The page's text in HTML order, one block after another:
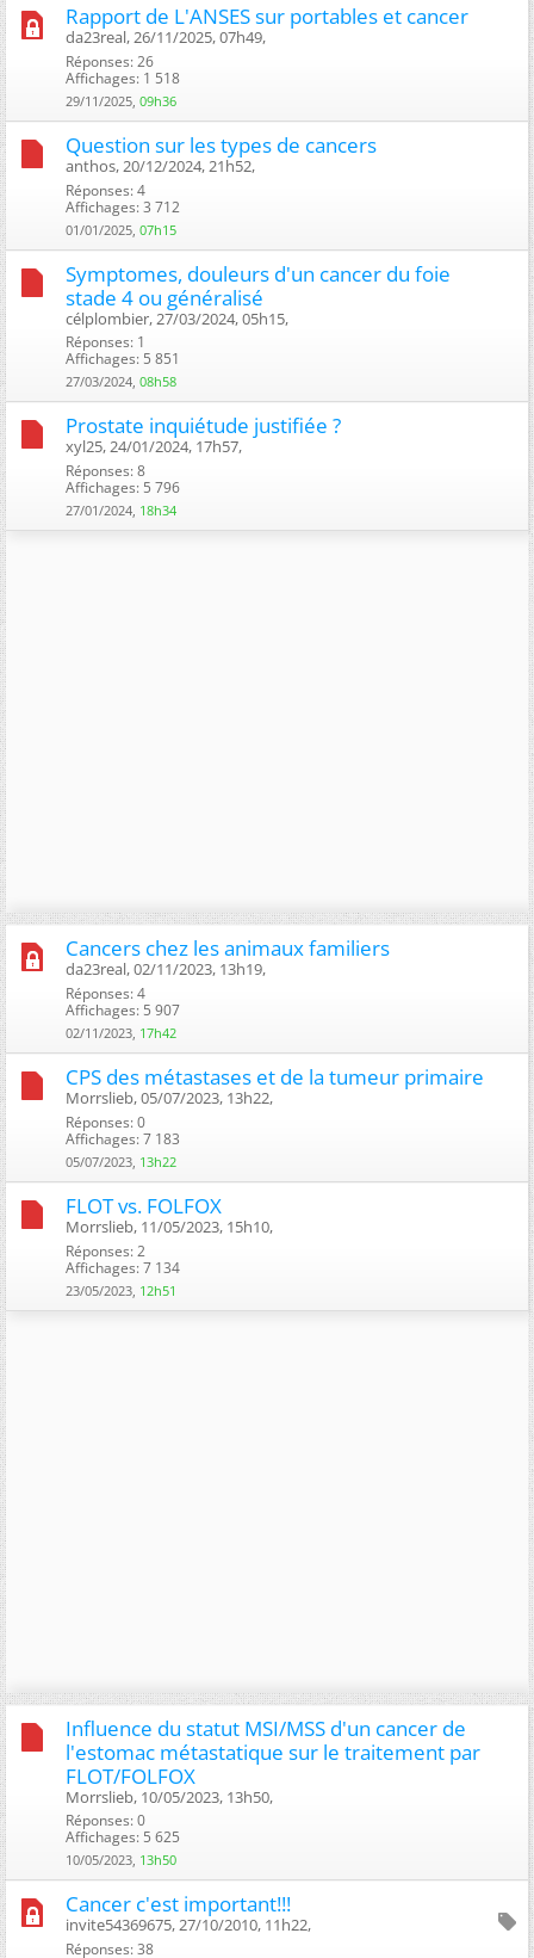
Rapport de L'ANSES sur portables et cancer
da23real, 26/11/2025, 07h49, ‎
Réponses: 26
Affichages: 1 518
29/11/2025, 09h36
Question sur les types de cancers
anthos, 20/12/2024, 21h52, ‎
Réponses: 4
Affichages: 3 712
01/01/2025, 07h15
Symptomes, douleurs d'un cancer du foie
stade 4 ou généralisé
célplombier, 27/03/2024, 05h15, ‎
Réponses: 1
Affichages: 5 851
27/03/2024, 08h58
Prostate inquiétude justifiée ?
xyl25, 24/01/2024, 17h57, ‎
Réponses: 8
Affichages: 5 796
27/01/2024, 18h34
Cancers chez les animaux familiers
da23real, 02/11/2023, 13h19, ‎
Réponses: 4
Affichages: 5 907
02/11/2023, 17h42
CPS des métastases et de la tumeur primaire
Morrslieb, 05/07/2023, 13h22, ‎
Réponses: 0
Affichages: 7 183
05/07/2023, 13h22
FLOT vs. FOLFOX
Morrslieb, 11/05/2023, 15h10, ‎
Réponses: 2
Affichages: 7 134
23/05/2023, 12h51
Influence du statut MSI/MSS d'un cancer de
l'estomac métastatique sur le traitement par
FLOT/FOLFOX
Morrslieb, 10/05/2023, 13h50, ‎
Réponses: 0
Affichages: 5 625
10/05/2023, 13h50
Cancer c'est important!!!
invite54369675, 27/10/2010, 11h22, ‎
Réponses: 38